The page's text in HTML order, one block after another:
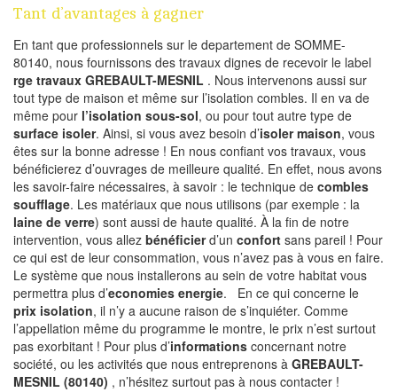
Tant d’avantages à gagner
En tant que professionnels sur le departement de SOMME-
80140, nous fournissons des travaux dignes de recevoir le label
rge travaux GREBAULT-MESNIL . Nous intervenons aussi sur
tout type de maison et même sur l’isolation combles. Il en va de
même pour l’isolation sous-sol, ou pour tout autre type de
surface isoler. Ainsi, si vous avez besoin d’isoler maison, vous
êtes sur la bonne adresse ! En nous confiant vos travaux, vous
bénéficierez d’ouvrages de meilleure qualité. En effet, nous avons
les savoir-faire nécessaires, à savoir : le technique de combles
soufflage. Les matériaux que nous utilisons (par exemple : la
laine de verre) sont aussi de haute qualité. À la fin de notre
intervention, vous allez bénéficierd’un confort sans pareil ! Pour
ce qui est de leur consommation, vous n’avez pas à vous en faire.
Le système que nous installerons au sein de votre habitat vous
permettra plus d’economies energie. En ce qui concerne le
prix isolation, il n’y a aucune raison de s’inquiéter. Comme
l’appellation même du programme le montre, le prix n’est surtout
pas exorbitant ! Pour plus d’informations concernant notre
société, ou les activités que nous entreprenons à GREBAULT-
MESNIL (80140) , n’hésitez surtout pas à nous contacter !